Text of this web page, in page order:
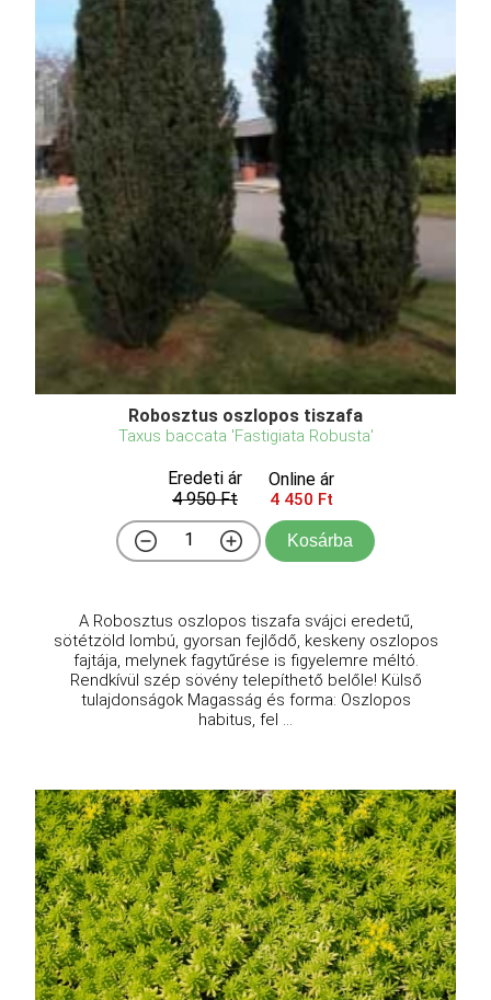
Robosztus oszlopos tiszafa
Taxus baccata 'Fastigiata Robusta'
Eredeti ár
4 950 Ft
Online ár
4 450 Ft
Kosárba
A Robosztus oszlopos tiszafa svájci eredetű,
sötétzöld lombú, gyorsan fejlődő, keskeny oszlopos
fajtája, melynek fagytűrése is figyelemre méltó.
Rendkívül szép sövény telepíthető belőle! Külső
tulajdonságok Magasság és forma: Oszlopos
habitus, fel ...